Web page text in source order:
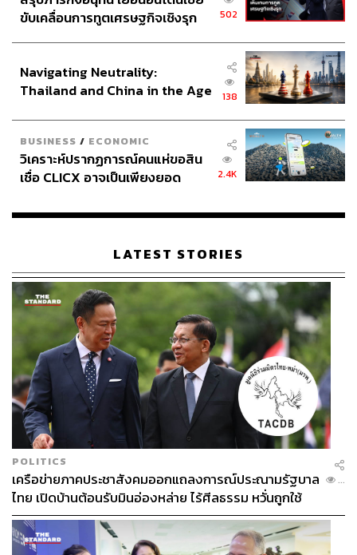
ขับเคลื่อนการทูตเศรษฐกิจเชิงรุก
502
Navigating Neutrality:
Thailand and China in the Age
138
BUSINESS / ECONOMIC
วิเคราะห์ปรากฏการณ์คนแห่ขอสิน
เชื่อ CLICX อาจเป็นเพียงยอด
เรือนไทยที่ถูกซุกไว้
2.4K
LATEST STORIES
POLITICS
เครือข่ายภาคประชาสังคมออกแถลงการณ์ประณามรัฐบาล
ไทย เปิดบ้านต้อนรับมินอ่องหล่าย ไร้ศีลธรรม หวั่นถูกใช้
เป็นเครื่องมือกดขี่ชาวเมียนมา
...